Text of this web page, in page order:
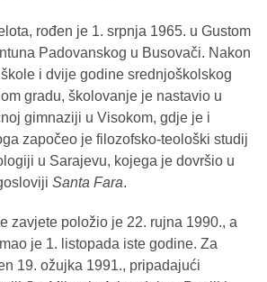
rođen je 1. srpnja 1965. u Gustom
Padovanskog u Busovači. Nakon
i dvije godine srednjoškolskog
gradu, školovanje je nastavio u
gimnaziji u Visokom, gdje je i
započeo je filozofsko-teološki studij
u Sarajevu, kojega je dovršio u
Santa Fara.
zavjete položio je 22. rujna 1990., a
je 1. listopada iste godine. Za
19. ožujka 1991., pripadajući